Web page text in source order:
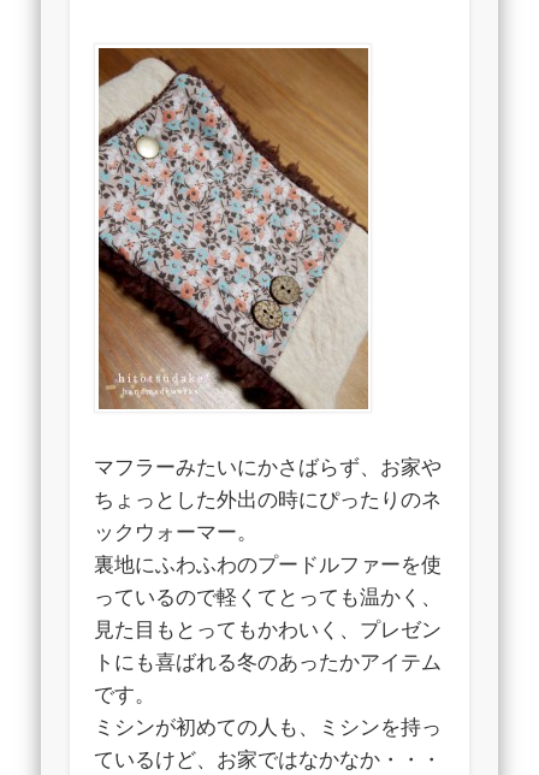
マフラーみたいにかさばらず、お家や
ちょっとした外出の時にぴったりのネ
ックウォーマー。
裏地にふわふわのプードルファーを使
っているので軽くてとっても温かく、
見た目もとってもかわいく、プレゼン
トにも喜ばれる冬のあったかアイテム
です。
ミシンが初めての人も、ミシンを持っ
ているけど、お家ではなかなか・・・